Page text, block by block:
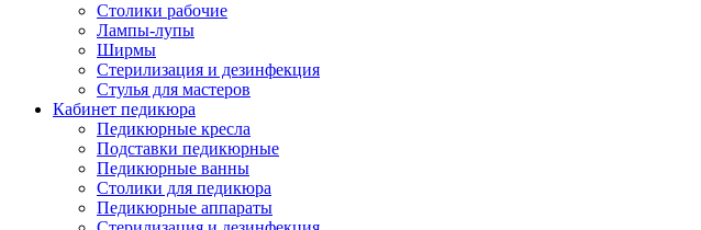
Столики рабочие
Лампы-лупы
Ширмы
Стерилизация и дезинфекция
Стулья для мастеров
Кабинет педикюра
Педикюрные кресла
Подставки педикюрные
Педикюрные ванны
Столики для педикюра
Педикюрные аппараты